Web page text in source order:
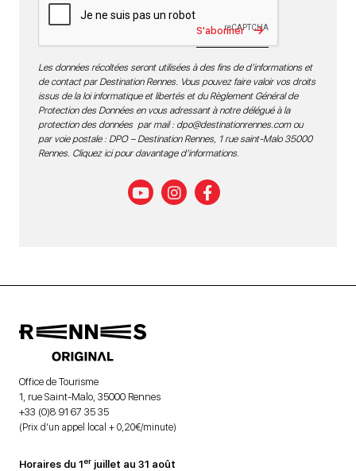
S'abonner
Les données récoltées seront utilisées à des fins de d’informations et
de contact par Destination Rennes. Vous pouvez faire valoir vos droits
issus de la loi informatique et libertés et du Règlement Général de
Protection des Données en vous adressant à notre délégué à la
protection des données par mail : dpo@destinationrennes.comou
par voie postale : DPO – Destination Rennes, 1 rue saint-Malo 35000
Rennes. Cliquez ici pour davantage d’informations.
Office de Tourisme
1, rue Saint-Malo, 35000 Rennes
+33 (0)8 91 67 35 35
(Prix d’un appel local + 0,20€/minute)
Horaires du 1er juillet au 31 août